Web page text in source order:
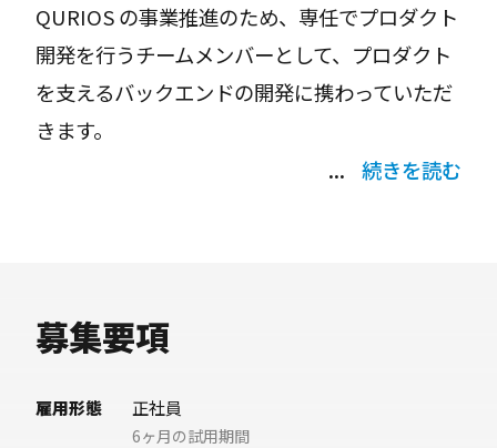
QURIOSは、SaaSプロダクト立ち上げのフェー
ズにあたります。2〜3年の事業計画および開発
ロードマップが策定されており、その範囲にお
いてある程度の裁量を持って開発に取り組んで
QURIOS の事業推進のため、専任でプロダクト
開発を行うチームメンバーとして、プロダクト
を支えるバックエンドの開発に携わっていただ
きます。
ースの設計からシステム実装・試験まで幅広い
続きを読む
募集要項
雇用形態 正社員
6ヶ月の試用期間